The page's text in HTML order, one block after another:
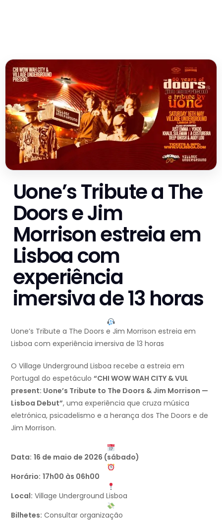
Uone’s Tribute a The
Doors e Jim
Morrison estreia em
Lisboa com
experiência
imersiva de 13 horas
Uone’s Tribute a The Doors e Jim Morrison estreia em
Lisboa com experiência imersiva de 13 horas
O Village Underground Lisboa recebe a estreia em
Portugal do espetáculo “CHI WOW WAH CITY & VUL
present: Uone’s Tribute to The Doors & Jim Morrison —
Lisboa Debut”, uma experiência que cruza música
eletrónica, psicadelismo e a herança dos The Doors e de
Jim Morrison.
Data: 16 de maio de 2026 (sábado)
Horário: 17h00 às 06h00
Local: Village Underground Lisboa
Bilhetes: Consultar organização